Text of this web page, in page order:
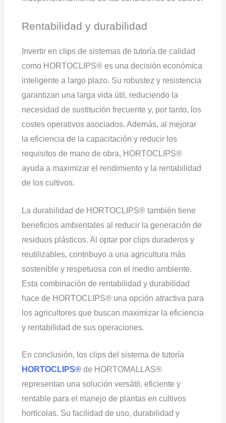
Rentabilidad y durabilidad
Invertir en clips de sistemas de tutoría de calidad
como HORTOCLIPS® es una decisión económica
inteligente a largo plazo. Su robustez y resistencia
garantizan una larga vida útil, reduciendo la
necesidad de sustitución frecuente y, por tanto, los
costes operativos asociados. Además, al mejorar
la eficiencia de la capacitación y reducir los
requisitos de mano de obra, HORTOCLIPS®
ayuda a maximizar el rendimiento y la rentabilidad
de los cultivos.
La durabilidad de HORTOCLIPS® también tiene
beneficios ambientales al reducir la generación de
residuos plásticos. Al optar por clips duraderos y
reutilizables, contribuyo a una agricultura más
sostenible y respetuosa con el medio ambiente.
Esta combinación de rentabilidad y durabilidad
hace de HORTOCLIPS® una opción atractiva para
los agricultores que buscan maximizar la eficiencia
y rentabilidad de sus operaciones.
En conclusión, los clips del sistema de tutoría
HORTOCLIPS®de HORTOMALLAS®
representan una solución versátil, eficiente y
rentable para el manejo de plantas en cultivos
hortícolas. Su facilidad de uso, durabilidad y